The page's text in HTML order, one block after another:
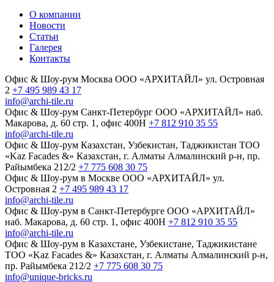
О компании
Новости
Статьи
Галерея
Контакты
Офис & Шоу-рум Москва ООО «АРХИТАЙЛ» ул. Островная
2 +7 495 989 43 17
info@archi-tile.ru
Офис & Шоу-рум Санкт-Петербург ООО «АРХИТАЙЛ» наб.
Макарова, д. 60 стр. 1, офис 400Н +7 812 910 35 55
info@archi-tile.ru
Офис & Шоу-рум Казахстан, Узбекистан, Таджикистан TOO
«Kaz Facades &» Казахстан, г. Алматы Алмалинский р-н, пр.
Райымбека 212/2 +7 775 608 30 75
Офис & Шоу-рум в Москве ООО «АРХИТАЙЛ» ул.
Островная 2 +7 495 989 43 17
info@archi-tile.ru
Офис & Шоу-рум в Санкт-Петербурге ООО «АРХИТАЙЛ»
наб. Макарова, д. 60 стр. 1, офис 400Н +7 812 910 35 55
info@archi-tile.ru
Офис & Шоу-рум в Казахстане, Узбекистане, Таджикистане
TOO «Kaz Facades &» Казахстан, г. Алматы Алмалинский р-н,
пр. Райымбека 212/2 +7 775 608 30 75
info@unique-bricks.ru